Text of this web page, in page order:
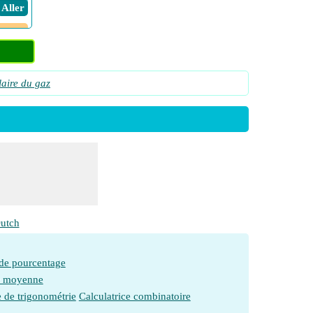
​ Aller
​ Aller
​ Aller
en
​ Aller
​ Aller
du gaz
pourcentage
moyenne
de trigonométrie Calculatrice combinatoire